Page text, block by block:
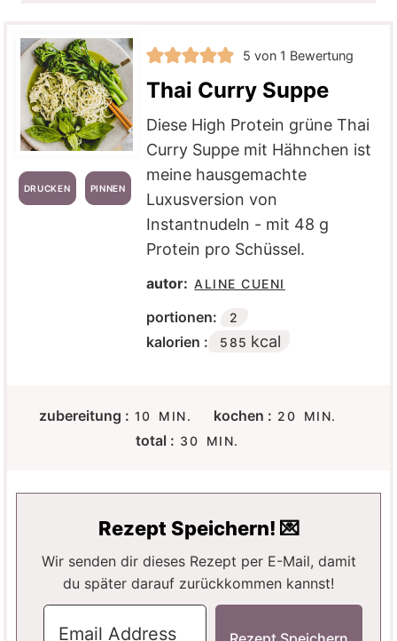
DRUCKEN PINNEN
5 von 1 Bewertung
Thai Curry Suppe
Diese High Protein grüne Thai
Curry Suppe mit Hähnchen ist
meine hausgemachte
Luxusversion von
Instantnudeln - mit 48 g
Protein pro Schüssel.
autor: ALINE CUENI
portionen: 2
kalorien : 585 kcal
zubereitung : 10 M
N
T
N
MIN. kochen : 20 M
T
N
MIN.
total : 30 M
U
E
MIN.
Rezept Speichern! 💌
Wir senden dir dieses Rezept per E-Mail, damit
du später darauf zurückkommen kannst!